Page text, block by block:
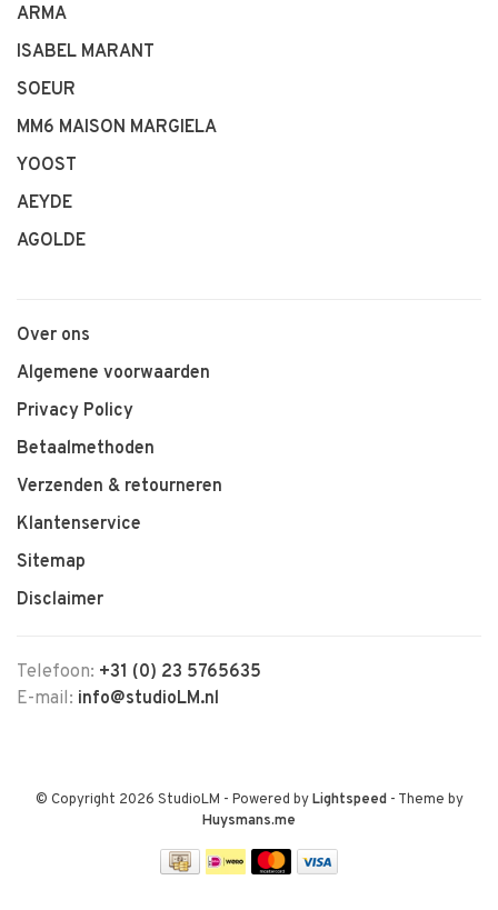
ARMA
ISABEL MARANT
SOEUR
MM6 MAISON MARGIELA
YOOST
AEYDE
AGOLDE
Over ons
Algemene voorwaarden
Privacy Policy
Betaalmethoden
Verzenden & retourneren
Klantenservice
Sitemap
Disclaimer
Telefoon: +31 (0) 23 5765635
E-mail: info@studioLM.nl
© Copyright 2026 StudioLM - Powered byLightspeed- Theme by
Huysmans.me